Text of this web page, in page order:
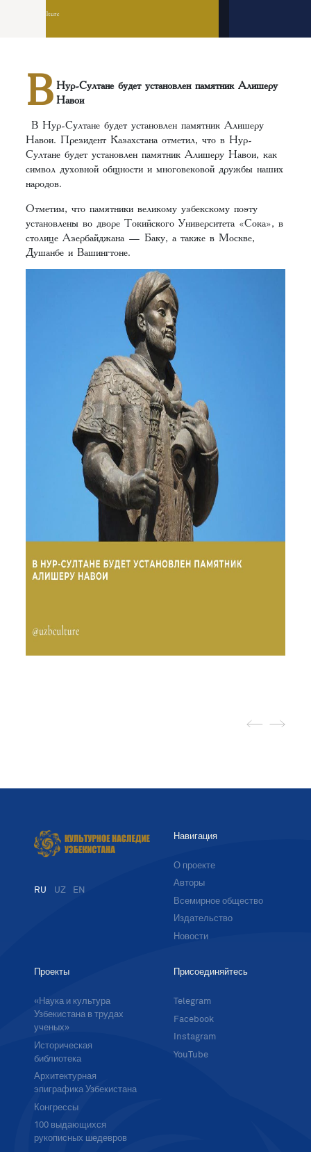
В Нур-Султане будет установлен памятник Алишеру
Навои
В Нур-Султане будет установлен памятник Алишеру
Навои. Президент Казахстана отметил, что в Нур-
Султане будет установлен памятник Алишеру Навои, как
символ духовной общности и многовековой дружбы наших
народов.
Отметим, что памятники великому узбекскому поэту
установлены во дворе Токийского Университета «Сока», в
столице Азербайджана — Баку, а также в Москве,
Душанбе и Вашингтоне.
RU UZ EN
Навигация
О проекте
Авторы
Всемирное общество
Издательство
Новости
Проекты
«Наука и культура
Узбекистана в трудах
ученых»
Историческая
библиотека
Архитектурная
эпиграфика Узбекистана
Конгрессы
100 выдающихся
рукописных шедевров
Присоединяйтесь
Telegram
Facebook
Instagram
YouTube